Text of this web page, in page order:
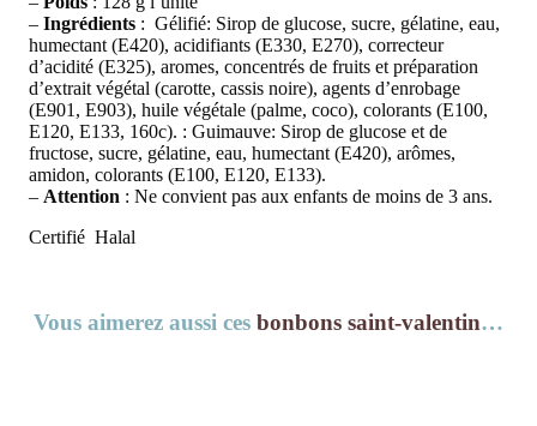
– Ingrédients : Gélifié: Sirop de glucose, sucre, gélatine, eau,
humectant (E420), acidifiants (E330, E270), correcteur
d’acidité (E325), aromes, concentrés de fruits et préparation
d’extrait végétal (carotte, cassis noire), agents d’enrobage
(E901, E903), huile végétale (palme, coco), colorants (E100,
E120, E133, 160c). : Guimauve: Sirop de glucose et de
fructose, sucre, gélatine, eau, humectant (E420), arômes,
amidon, colorants (E100, E120, E133).
– Attention : Ne convient pas aux enfants de moins de 3 ans.
Certifié Halal
Vous aimerez aussi ces bonbons saint-valentin…